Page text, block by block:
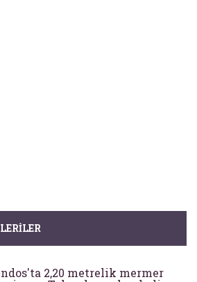
2,20 metrelik mermer